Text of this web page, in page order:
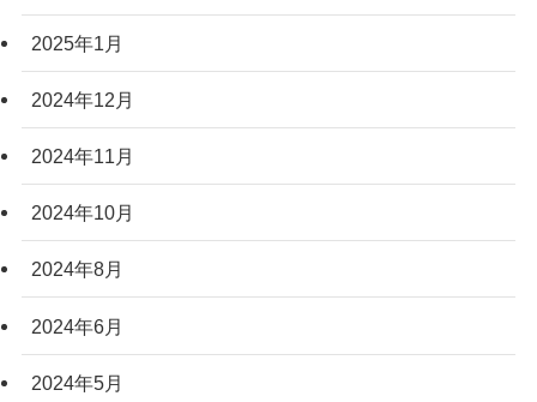
2025年1月
2024年12月
2024年11月
2024年10月
2024年8月
2024年6月
2024年5月